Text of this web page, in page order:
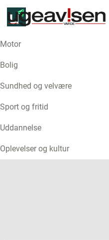
Motor
Bolig
Sundhed og velvære
Sport og fritid
Uddannelse
Oplevelser og kultur